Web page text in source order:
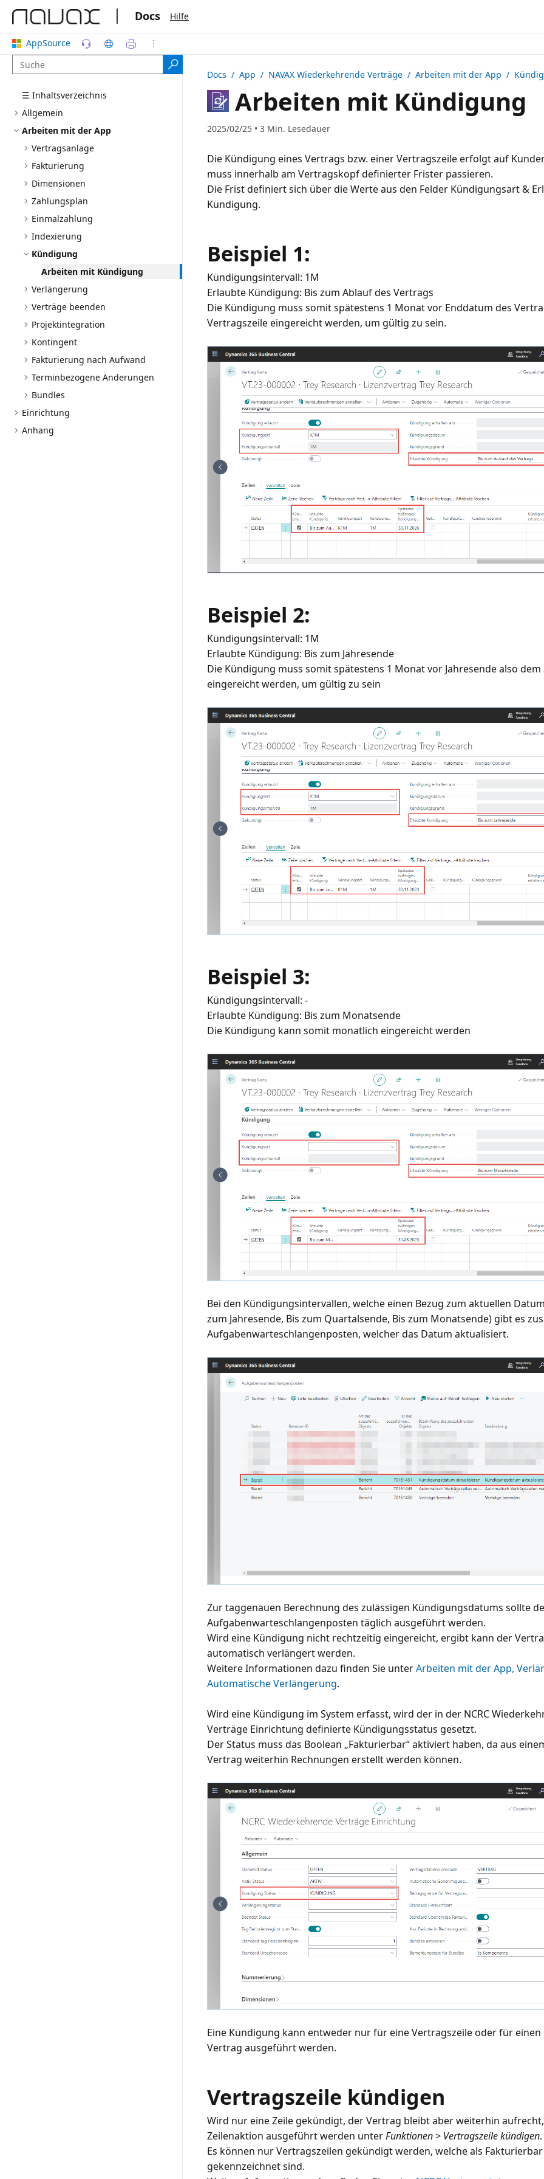
| Docs Hilfe
AppSource
☰ Inhaltsverzeichnis
Allgemein
Arbeiten mit der App
Vertragsanlage
Fakturierung
Dimensionen
Zahlungsplan
Einmalzahlung
Indexierung
Kündigung
Arbeiten mit Kündigung
Verlängerung
Verträge beenden
Projektintegration
Kontingent
Fakturierung nach Aufwand
Terminbezogene Änderungen
Bundles
Einrichtung
Anhang
Docs / App / NAVAX Wiederkehrende Verträge/ Arbeiten mit der App /
Arbeiten mit Kündigung
2025/02/25 • 3 Min. Lesedauer
Die Kündigung eines Vertrags bzw. einer Vertragszeile erfolgt auf
muss innerhalb am Vertragskopf definierter Frister passieren.
Die Frist definiert sich über die Werte aus den Felder Kündigungsart &
Kündigung.
Beispiel 1:
Kündigungsintervall: 1M
Erlaubte Kündigung: Bis zum Ablauf des Vertrags
Die Kündigung muss somit spätestens 1 Monat vor Enddatum des
Vertragszeile eingereicht werden, um gültig zu sein.
Beispiel 2:
Kündigungsintervall: 1M
Erlaubte Kündigung: Bis zum Jahresende
Die Kündigung muss somit spätestens 1 Monat vor Jahresende also dem
eingereicht werden, um gültig zu sein
Beispiel 3:
Kündigungsintervall: -
Erlaubte Kündigung: Bis zum Monatsende
Die Kündigung kann somit monatlich eingereicht werden
Bei den Kündigungsintervallen, welche einen Bezug zum aktuellen
zum Jahresende, Bis zum Quartalsende, Bis zum Monatsende) gibt es
Aufgabenwarteschlangenposten, welcher das Datum aktualisiert.
Zur taggenauen Berechnung des zulässigen Kündigungsdatums sollte
Aufgabenwarteschlangenposten täglich ausgeführt werden.
Wird eine Kündigung nicht rechtzeitig eingereicht, ergibt kann der
automatisch verlängert werden.
Weitere Informationen dazu finden Sie unterArbeiten mit der App,
Automatische Verlängerung.
Wird eine Kündigung im System erfasst, wird der in der NCRC
Verträge Einrichtung definierte Kündigungsstatus gesetzt.
Der Status muss das Boolean „Fakturierbar“ aktiviert haben, da aus
Vertrag weiterhin Rechnungen erstellt werden können.
Eine Kündigung kann entweder nur für eine Vertragszeile oder für einen
Vertrag ausgeführt werden.
Vertragszeile kündigen
Wird nur eine Zeile gekündigt, der Vertrag bleibt aber weiterhin
Zeilenaktion ausgeführt werden unterFunktionen > Vertragszeile kündigen.
Es können nur Vertragszeilen gekündigt werden, welche als Fakturierbar
gekennzeichnet sind.